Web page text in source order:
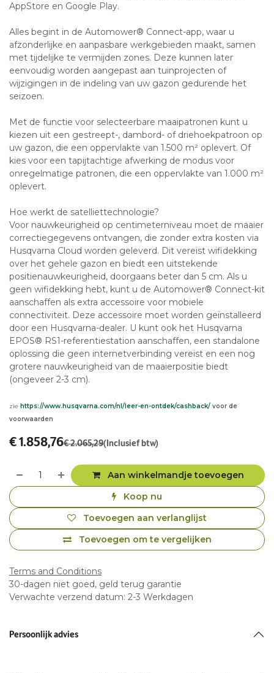
AppStore en Google Play.
Alles begint in de Automower® Connect-app, waar u
afzonderlijke en aanpasbare werkgebieden maakt, samen
met tijdelijke te vermijden zones. Deze kunnen later
eenvoudig worden aangepast aan tuinprojecten of
wijzigingen in de indeling van uw gazon gedurende het
seizoen.
Met de functie voor selecteerbare maaipatronen kunt u
kiezen uit een gestreept-, dambord- of driehoekpatroon op
uw gazon, die een oppervlakte van 1.500 m² oplevert. Of
kies voor een tapijtachtige afwerking de modus voor
onregelmatige patronen, die een oppervlakte van 1.000 m²
oplevert.
Hoe werkt de satelliettechnologie?
Voor nauwkeurigheid op centimeterniveau moet de maaier
correctiegegevens ontvangen, die zonder extra kosten via
Husqvarna Cloud worden geleverd. Dit vereist wifidekking
over het gehele gazon en biedt een uitstekende
positienauwkeurigheid, doorgaans beter dan 5 cm. Als u
geen wifidekking hebt, kunt u de Automower® Connect-kit
aanschaffen als extra accessoire voor mobiele
connectiviteit. Deze accessoire moet worden geïnstalleerd
door een Husqvarna-dealer. U kunt ook het Husqvarna
EPOS® RS1-referentiestation aanschaffen, een standalone
oplossing die geen internetverbinding vereist en een nog
grotere nauwkeurigheid van de maaierpositie biedt
(ongeveer 2-3 cm).
zie https://www.husqvarna.com/nl/leer-en-ontdek/cashback/ voor de
voorwaarden
€1.858,76€2.065,29(Inclusief btw)
Aan winkelmandje toevoegen
Koop nu
Toevoegen om te vergelijken
Toevoegen aan verlanglijst
Terms and Conditions
30-dagen niet goed, geld terug garantie
Verwachte verzend datum: 2-3 Werkdagen
Persoonlijk advies